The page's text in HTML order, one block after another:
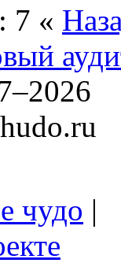
7 «
чудо |